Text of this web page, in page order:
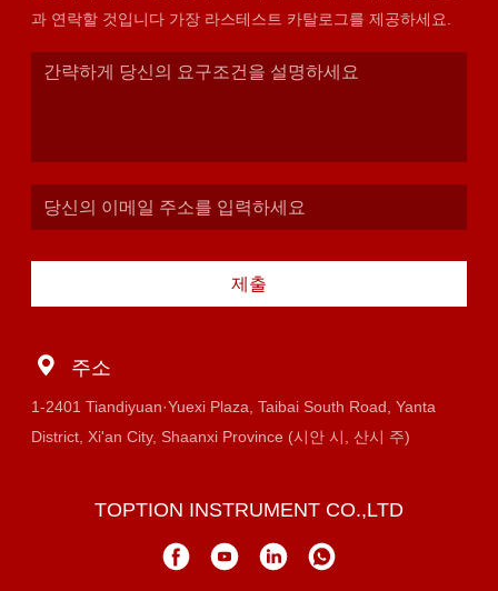
과 연락할 것입니다 가장 라스테스트 카탈로그를 제공하세요.
제출
주소
1-2401 Tiandiyuan·Yuexi Plaza, Taibai South Road, Yanta
District, Xi'an City, Shaanxi Province (시안 시, 산시 주)
TOPTION INSTRUMENT CO.,LTD